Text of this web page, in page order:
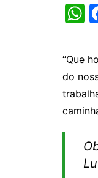
s
A
p
“Que
do